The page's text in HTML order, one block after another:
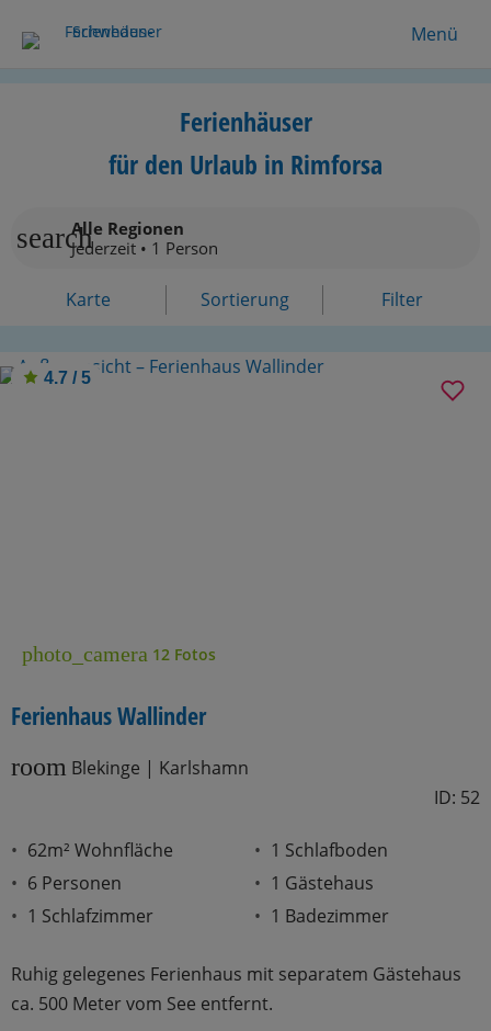
Menü
Ferienhäuser
für den Urlaub in Rimforsa
searchAlle Regionen
Jederzeit • 1 Person
Karte Sortierung Filter
4.7 / 5
photo_camera 12 Fotos
Ferienhaus Wallinder
room Blekinge | Karlshamn
ID: 52
62m² Wohnfläche
6 Personen
1 Schlafzimmer
1 Schlafboden
1 Gästehaus
1 Badezimmer
Ruhig gelegenes Ferienhaus mit separatem Gästehaus
ca. 500 Meter vom See entfernt.